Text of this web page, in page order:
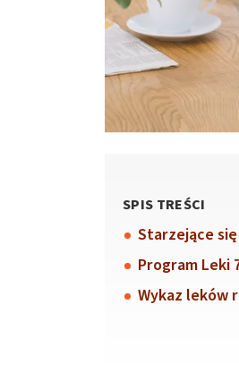
SPIS TREŚCI
Starzejące
Program Leki
Wykaz leków